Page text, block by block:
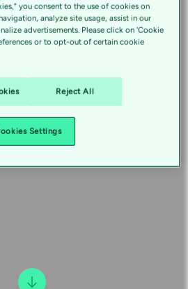
you consent to the use of cookies on
analyze site usage, assist in our
advertisements. Please click on 'Cookie
or to opt-out of certain cookie
Reject All
Settings